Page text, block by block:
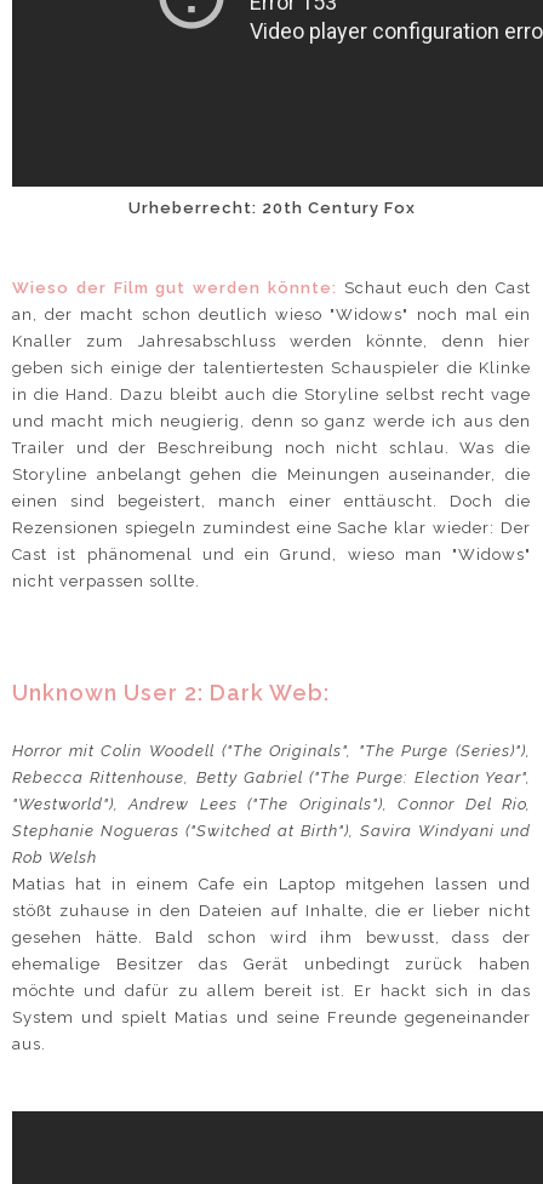
Urheberrecht: 20th Century Fox
Wieso der Film gut werden könnte: Schaut euch den Cast
an, der macht schon deutlich wieso "Widows" noch mal ein
Knaller zum Jahresabschluss werden könnte, denn hier
geben sich einige der talentiertesten Schauspieler die Klinke
in die Hand. Dazu bleibt auch die Storyline selbst recht vage
und macht mich neugierig, denn so ganz werde ich aus den
Trailer und der Beschreibung noch nicht schlau. Was die
Storyline anbelangt gehen die Meinungen auseinander, die
einen sind begeistert, manch einer enttäuscht. Doch die
Rezensionen spiegeln zumindest eine Sache klar wieder: Der
Cast ist phänomenal und ein Grund, wieso man "Widows"
nicht verpassen sollte.
Unknown User 2: Dark Web:
Horror mit Colin Woodell ("The Originals", "The Purge (Series)"),
Rebecca Rittenhouse, Betty Gabriel ("The Purge: Election Year",
"Westworld"), Andrew Lees ("The Originals"), Connor Del Rio,
Stephanie Nogueras ("Switched at Birth"), Savira Windyani und
Rob Welsh
Matias hat in einem Cafe ein Laptop mitgehen lassen und
stößt zuhause in den Dateien auf Inhalte, die er lieber nicht
gesehen hätte. Bald schon wird ihm bewusst, dass der
ehemalige Besitzer das Gerät unbedingt zurück haben
möchte und dafür zu allem bereit ist. Er hackt sich in das
System und spielt Matias und seine Freunde gegeneinander
aus.